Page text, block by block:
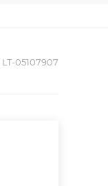
LT-05107907